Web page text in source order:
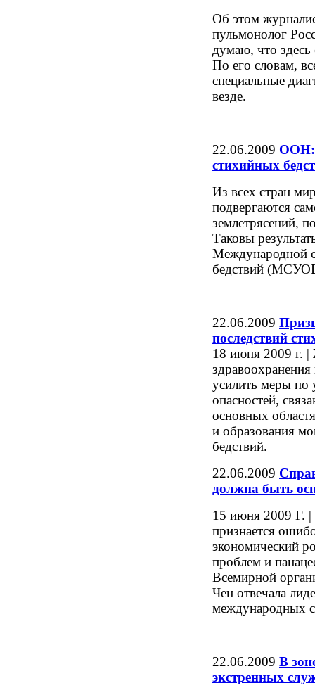
Об этом
пульмонолог
думаю, что
По его словам,
специальные
везде.
22.06.2009 ООН:
стихийных
Из всех стран
подвергаются
землетрясений,
Таковы
Международной
бедствий
22.06.2009
последствий
18 июня 2009 г. |
усилить меры по
опасностей,
основных
и образования
бедствий.
22.06.2009
должна быть
15 июня 2009 Г.
признается
экономический
проблем и
Всемирной
Чен отвечала
международных
22.06.2009 В
экстренных